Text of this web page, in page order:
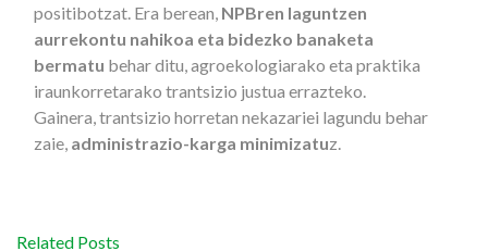
positibotzat. Era berean, NPBren laguntzen
aurrekontu nahikoa eta bidezko banaketa
bermatu behar ditu, agroekologiarako eta praktika
iraunkorretarako trantsizio justua errazteko.
Gainera, trantsizio horretan nekazariei lagundu behar
zaie, administrazio-karga minimizatuz.
Related Posts